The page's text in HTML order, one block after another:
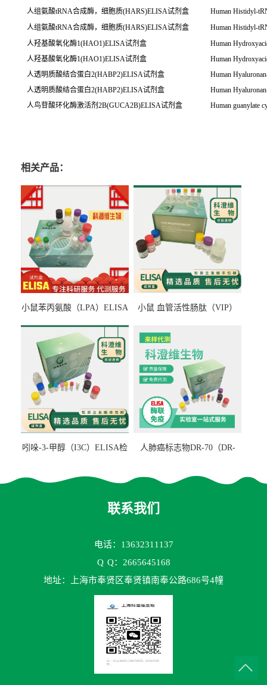
人组氨酸tRNA合成酶，细胞质(HARS)ELISA试剂盒
Human Histidyl-
人组氨酸tRNA合成酶，细胞质(HARS)ELISA试剂盒
Human Histidyl-
人羟基酸氧化酶1(HAO1)ELISA试剂盒
Human
人羟基酸氧化酶1(HAO1)ELISA试剂盒
Human
人透明质酸结合蛋白2(HABP2)ELISA试剂盒
Human
人透明质酸结合蛋白2(HABP2)ELISA试剂盒
Human
人鸟苷酸环化酶激活剂2B(GUCA2B)ELISA试剂盒
Human guanylate
相关产品：
小鼠苯丙氨酸（LPA）ELISA
小鼠 血管活性肠肽（VIP）
吲哚-3-甲醇（I3C）ELISA检
人肺癌标志物DR-70（DR-
联系我们
电话：13632311137
Q Q：2665645168
地址：上海市奉贤区奉贤镇南奉公路686号4幢